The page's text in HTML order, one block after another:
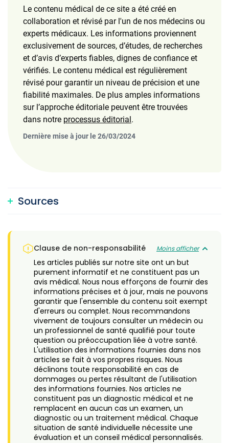
Le contenu médical de ce site a été créé en
collaboration et révisé par l'un de nos médecins ou
experts médicaux. Les informations proviennent
exclusivement de sources, d’études, de recherches
et d’avis d’experts fiables, dignes de confiance et
vérifiés. Le contenu médical est régulièrement
révisé pour garantir un niveau de précision et une
fiabilité maximales. De plus amples informations
sur l’approche éditoriale peuvent être trouvées
dans notre processus éditorial.
Dernière mise à jour le 26/03/2024
Sources
Clause de non-responsabilité Moins afficher
Les articles publiés sur notre site ont un but
purement informatif et ne constituent pas un
avis médical. Nous nous efforçons de fournir des
informations précises et à jour, mais ne pouvons
garantir que l'ensemble du contenu soit exempt
d'erreurs ou complet. Nous recommandons
vivement de toujours consulter un médecin ou
un professionnel de santé qualifié pour toute
question ou préoccupation liée à votre santé.
L'utilisation des informations fournies dans nos
articles se fait à vos propres risques. Nous
déclinons toute responsabilité en cas de
dommages ou pertes résultant de l'utilisation
des informations fournies. Nos articles ne
constituent pas un diagnostic médical et ne
remplacent en aucun cas un examen, un
diagnostic ou un traitement médical. Chaque
situation de santé individuelle nécessite une
évaluation et un conseil médical personnalisés.